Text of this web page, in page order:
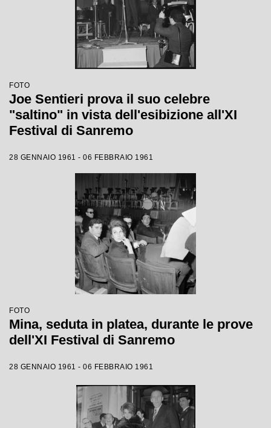
FOTO
Joe Sentieri prova il suo celebre
"saltino" in vista dell'esibizione all'XI
Festival di Sanremo
28 GENNAIO 1961 - 06 FEBBRAIO 1961
FOTO
Mina, seduta in platea, durante le prove
dell'XI Festival di Sanremo
28 GENNAIO 1961 - 06 FEBBRAIO 1961